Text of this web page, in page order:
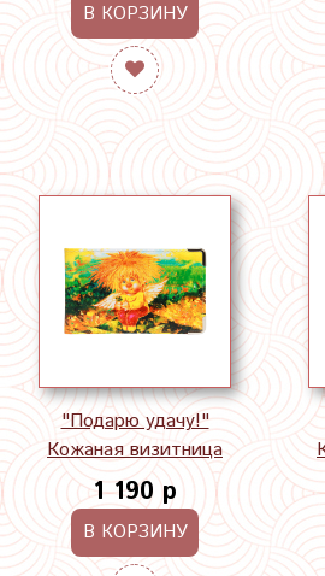
В КОРЗИНУ
"Подарю удачу!"
Кожаная визитница
1 190 р
В КОРЗИНУ